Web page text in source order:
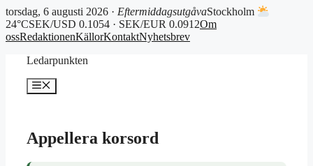
torsdag, 6 augusti 2026 · EftermiddagsutgåvaStockholm
24°CSEK/USD 0.1054 · SEK/EUR 0.0912Om
ossRedaktionenKällorKontaktNyhetsbrev
Ledarpunkten
Meny
Appellera korsord